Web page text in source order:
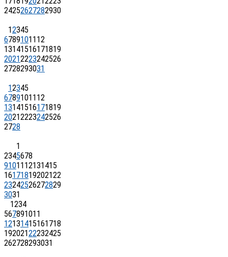
24252627282930
12345
67891011 12
13141516171819
20212223242526
2728293031
12345
67891011 12
13141516171819
20212223242526
2728
1
2345678
91011 12131415
16171819202122
23242526272829
3031
1234
567891011
12131415161718
19202122232425
262728293031